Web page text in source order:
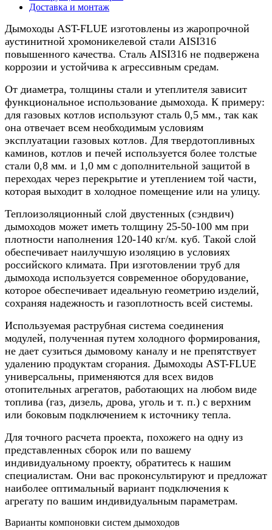
Доставка и монтаж
Дымоходы AST-FLUE изготовлены из жаропрочной
аустинитной хромоникелевой стали AISI316
повышенного качества. Сталь AISI316 не подвержена
коррозии и устойчива к агрессивным средам.
От диаметра, толщины стали и утеплителя зависит
функциональное использование дымохода. К примеру:
для газовых котлов используют сталь 0,5 мм., так как
она отвечает всем необходимым условиям
эксплуатации газовых котлов. Для твердотопливных
каминов, котлов и печей используется более толстые
стали 0,8 мм. и 1,0 мм с дополнительной защитой в
переходах через перекрытие и утеплением той части,
которая выходит в холодное помещение или на улицу.
Теплоизоляционный слой двустенных (сэндвич)
дымоходов может иметь толщину 25-50-100 мм при
плотности наполнения 120-140 кг/м. куб. Такой слой
обеспечивает наилучшую изоляцию в условиях
российского климата. При изготовлении труб для
дымохода используется современное оборудование,
которое обеспечивает идеальную геометрию изделий,
сохраняя надежность и газоплотность всей системы.
Используемая раструбная система соединения
модулей, полученная путем холодного формирования,
не дает сузиться дымовому каналу и не препятствует
удалению продуктам сгорания. Дымоходы AST-FLUE
универсальны, применяются для всех видов
отопительных агрегатов, работающих на любом виде
топлива (газ, дизель, дрова, уголь и т. п.) с верхним
или боковым подключением к источнику тепла.
Для точного расчета проекта, похожего на одну из
представленных сборок или по вашему
индивидуальному проекту, обратитесь к нашим
специалистам. Они вас проконсультируют и предложат
наиболее оптимальный вариант подключения к
агрегату по вашим индивидуальным параметрам.
Варианты компоновки систем дымоходов